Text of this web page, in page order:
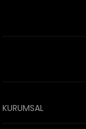
KURUMSAL